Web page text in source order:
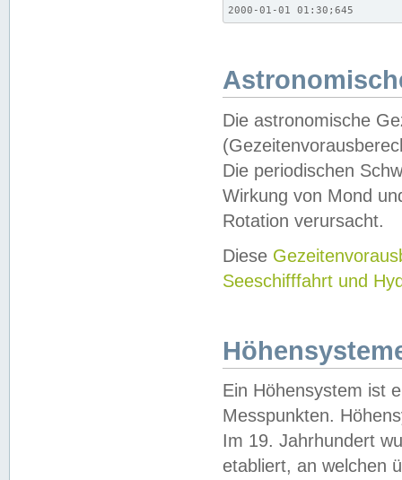
2000-01-01 01:30;645
Die astronomische
Die periodischen
Wirkung von Mond
Rotation verursacht.
Diese
Seeschifffahrt und
Ein Höhensystem ist
Messpunkten.
Im 19. Jahrhundert
etabliert, an welchen